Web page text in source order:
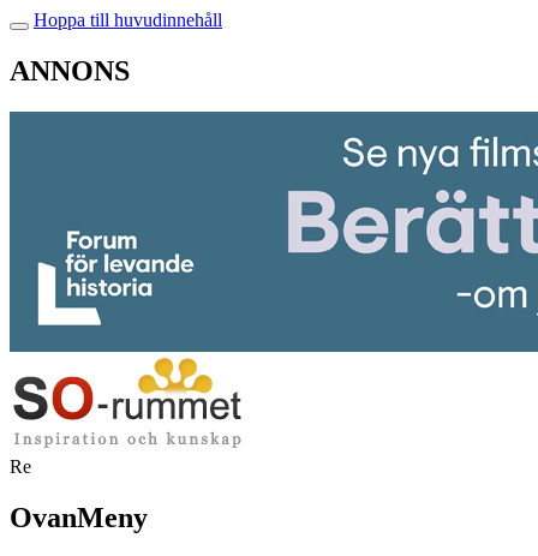
Hoppa till huvudinnehåll
ANNONS
Re
OvanMeny